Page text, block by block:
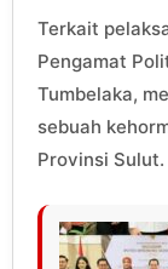
Terkait
Pengamat
Tumbelaka,
sebuah
Provinsi Sulut.